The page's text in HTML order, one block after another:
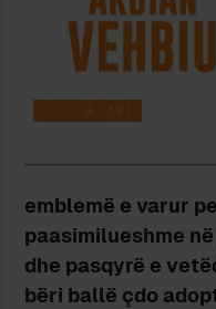
emblemë e varur
paasimilueshme
dhe pasqyrë e
bëri ballë çdo